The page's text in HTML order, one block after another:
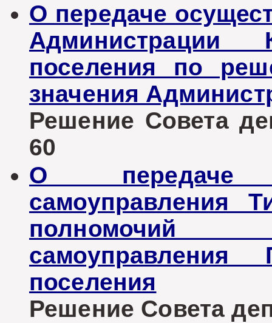
О передаче
Администрации
поселения по
значения
Решение Совета
60
О передаче
самоуправления
полномочий
самоуправления
поселения
Решение Совета